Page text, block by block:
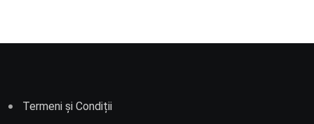
Termeni și Condiții